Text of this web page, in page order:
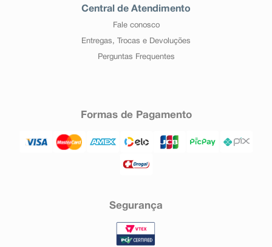
Central de Atendimento
Fale conosco
Entregas, Trocas e Devoluções
Perguntas Frequentes
Formas de Pagamento
Segurança